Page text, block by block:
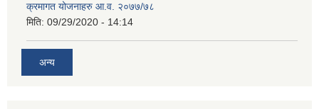
क्रमागत योजनाहरु आ.व. २०७७/७८
मिति: 09/29/2020 - 14:14
अन्य